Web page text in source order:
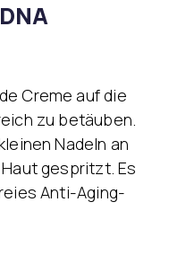
Creme auf die
zu betäuben.
Nadeln an
gespritzt. Es
Anti-Aging-